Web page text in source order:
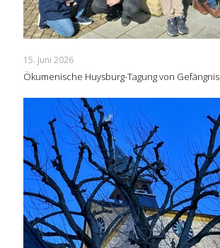
15. Juni 2026
Ökumenische Huysburg-Tagung von